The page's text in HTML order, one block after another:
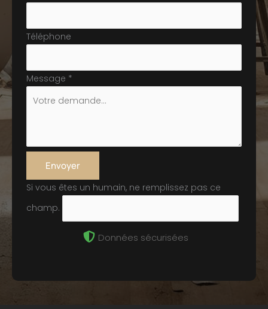
Téléphone
Message *
Envoyer
Si vous êtes un humain, ne remplissez pas ce
champ.
Données sécurisées